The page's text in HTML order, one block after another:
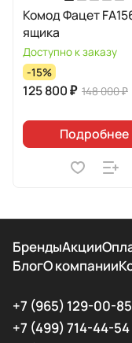
Комод Фацет
ящика
Доступно к заказу
-15%
125 800 ₽ 148 000 ₽
Подробнее
БрендыАкции
БлогО компании
+7 (965) 129-00-85
+7 (499) 714-44-54